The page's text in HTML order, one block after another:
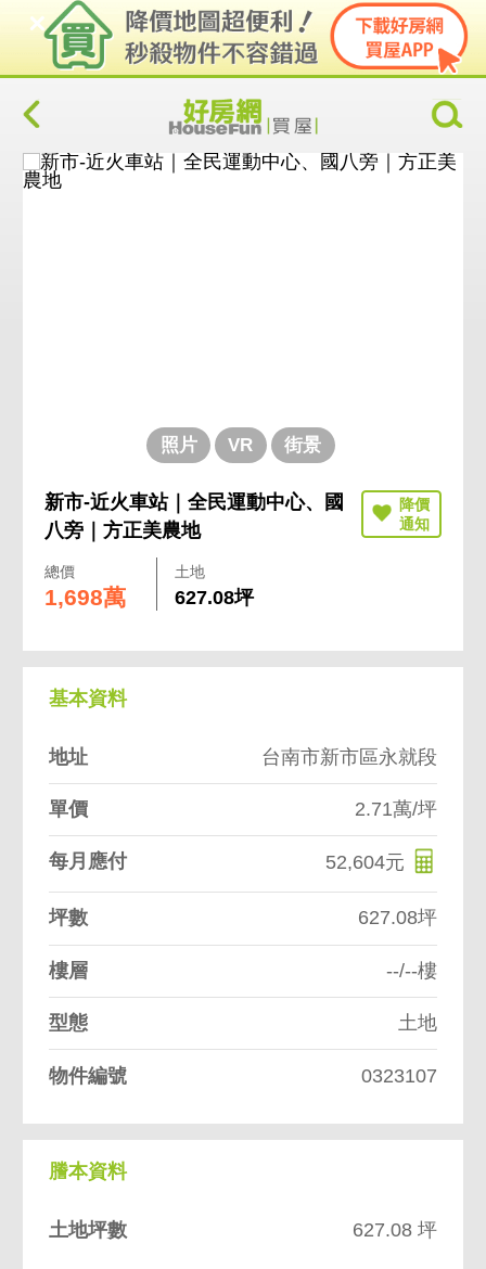
照片 VR 街景
新市-近火車站｜全民運動中心、國
八旁｜方正美農地
總價
1,698萬
土地
627.08坪
基本資料
地址 台南市新市區永就段
單價 2.71萬/坪
每月應付 52,604元
坪數 627.08坪
樓層 --/--樓
型態 土地
物件編號 0323107
謄本資料
土地坪數 627.08 坪